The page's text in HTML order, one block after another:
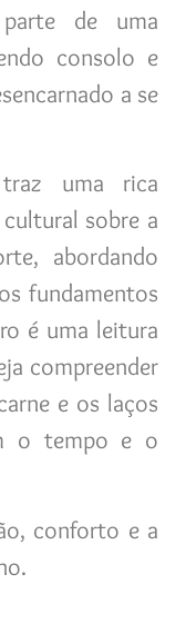
de uma
consolo e
a se
uma rica
sobre a
abordando
fundamentos
é uma leitura
compreender
e os laços
o tempo e o
conforto e a